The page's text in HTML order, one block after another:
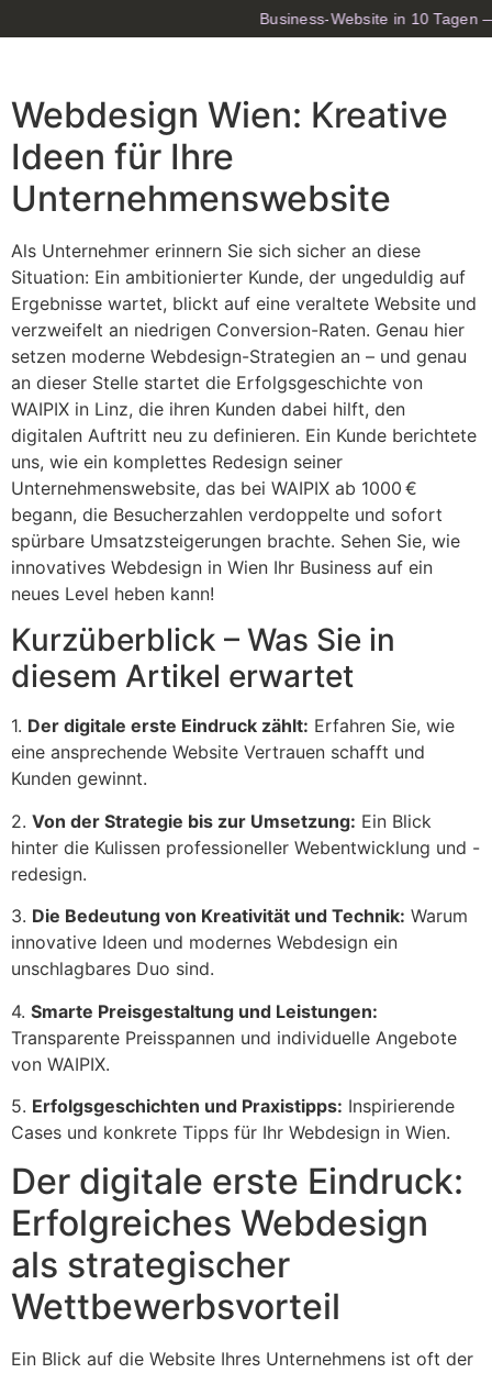
Business-Website in 10
Webdesign Wien: Kreative
Ideen für Ihre
Unternehmenswebsite
Als Unternehmer erinnern Sie sich sicher an diese
Situation: Ein ambitionierter Kunde, der ungeduldig auf
Ergebnisse wartet, blickt auf eine veraltete Website und
verzweifelt an niedrigen Conversion-Raten. Genau hier
setzen moderne Webdesign-Strategien an – und genau
an dieser Stelle startet die Erfolgsgeschichte von
WAIPIX in Linz, die ihren Kunden dabei hilft, den
digitalen Auftritt neu zu definieren. Ein Kunde berichtete
uns, wie ein komplettes Redesign seiner
Unternehmenswebsite, das bei WAIPIX ab 1000 €
begann, die Besucherzahlen verdoppelte und sofort
spürbare Umsatzsteigerungen brachte. Sehen Sie, wie
innovatives Webdesign in Wien Ihr Business auf ein
neues Level heben kann!
Kurzüberblick – Was Sie in
diesem Artikel erwartet
1. Der digitale erste Eindruck zählt: Erfahren Sie, wie
eine ansprechende Website Vertrauen schafft und
Kunden gewinnt.
2. Von der Strategie bis zur Umsetzung: Ein Blick
hinter die Kulissen professioneller Webentwicklung und -
redesign.
3. Die Bedeutung von Kreativität und Technik: Warum
innovative Ideen und modernes Webdesign ein
unschlagbares Duo sind.
4. Smarte Preisgestaltung und Leistungen:
Transparente Preisspannen und individuelle Angebote
von WAIPIX.
5. Erfolgsgeschichten und Praxistipps: Inspirierende
Cases und konkrete Tipps für Ihr Webdesign in Wien.
Der digitale erste Eindruck:
Erfolgreiches Webdesign
als strategischer
Wettbewerbsvorteil
Ein Blick auf die Website Ihres Unternehmens ist oft der